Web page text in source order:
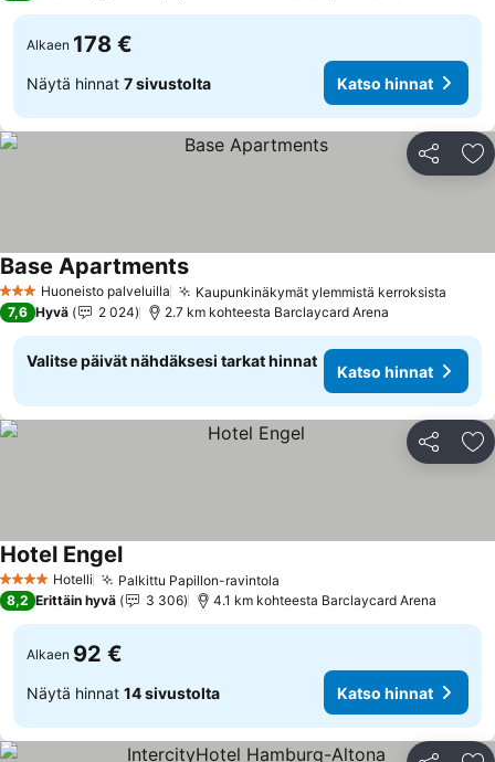
Alkaen 178 €
Näytä hinnat 7 sivustolta Katso hinnat
Jaa
3 Tähtiluokitus
Huoneisto palveluilla Kaupunkinäkymät ylemmistä kerroksista
Base ApartmentsKatso hinnat
7,6 Hyvä 2 024 2.7 km kohteesta Barclaycard Arena
Valitse päivät nähdäksesi tarkat hinnat
Katso hinnat
Jaa
4 Tähtiluokitus
Hotelli Palkittu Papillon-ravintola
Hotel EngelKatso hinnat
8,2 Erittäin hyvä 3 306 4.1 km kohteesta Barclaycard Arena
Alkaen 92 €
Näytä hinnat 14 sivustolta Katso hinnat